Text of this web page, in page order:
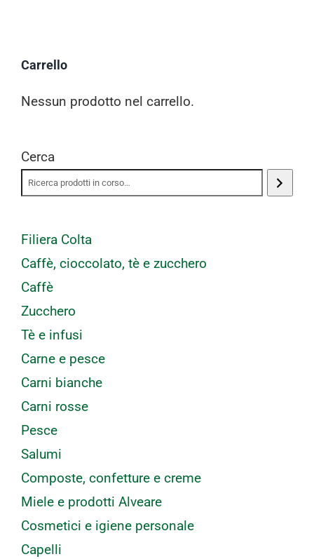
Carrello
Nessun prodotto nel carrello.
Cerca
Filiera Colta
Caffè, cioccolato, tè e zucchero
Caffè
Zucchero
Tè e infusi
Carne e pesce
Carni bianche
Carni rosse
Pesce
Salumi
Composte, confetture e creme
Miele e prodotti Alveare
Cosmetici e igiene personale
Capelli